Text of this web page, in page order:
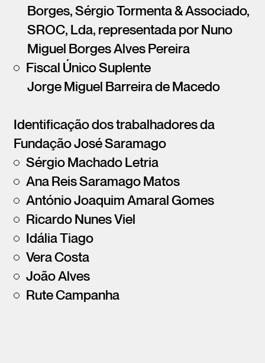
Borges, Sérgio Tormenta & Associado,
SROC, Lda, representada por Nuno
Miguel Borges Alves Pereira
Fiscal Único Suplente
Jorge Miguel Barreira de Macedo
Identificação dos trabalhadores da
Fundação José Saramago
Sérgio Machado Letria
Ana Reis Saramago Matos
António Joaquim Amaral Gomes
Ricardo Nunes Viel
Idália Tiago
Vera Costa
João Alves
Rute Campanha